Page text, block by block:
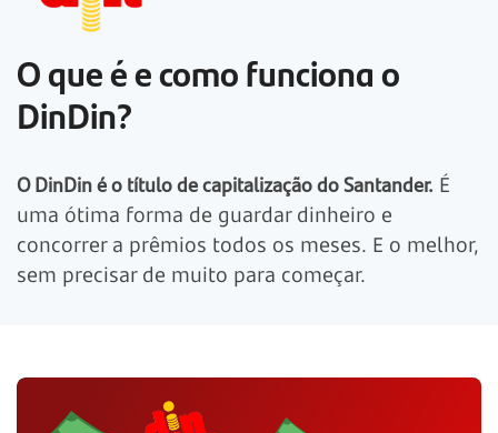
O que é e como funciona o
DinDin?
O DinDin é o título de capitalização do Santander. É
uma ótima forma de guardar dinheiro e
concorrer a prêmios todos os meses. E o melhor,
sem precisar de muito para começar.